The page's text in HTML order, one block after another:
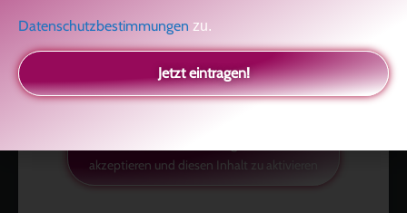
akzeptieren und diesen Inhalt zu aktivieren
Datenschutzbestimmungen zu.
Jetzt eintragen!